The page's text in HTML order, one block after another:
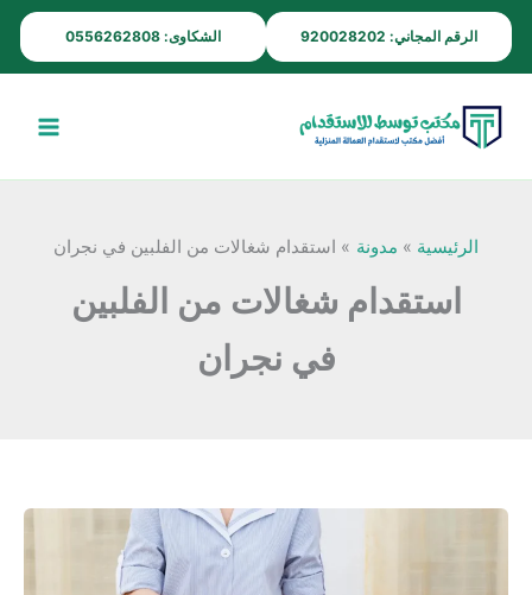
الرقم المجاني: 920028202 الشكاوى: 0556262808
تخطي
إلى
المحتوى
الرئيسية مدونة استقدام شغالات من الفلبين في نجران
استقدام شغالات من الفلبين
في نجران